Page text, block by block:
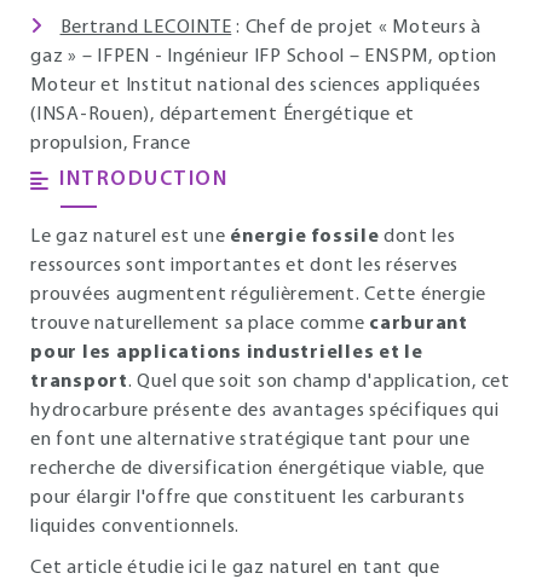
Bertrand LECOINTE : Chef de projet « Moteurs à
gaz » – IFPEN - Ingénieur IFP School – ENSPM, option
Moteur et Institut national des sciences appliquées
(INSA-Rouen), département Énergétique et
propulsion, France
INTRODUCTION
Le gaz naturel est une énergie fossile dont les
ressources sont importantes et dont les réserves
prouvées augmentent régulièrement. Cette énergie
trouve naturellement sa place comme carburant
pour les applications industrielles et le
transport. Quel que soit son champ d'application, cet
hydrocarbure présente des avantages spécifiques qui
en font une alternative stratégique tant pour une
recherche de diversification énergétique viable, que
pour élargir l'offre que constituent les carburants
liquides conventionnels.
Cet article étudie ici le gaz naturel en tant que